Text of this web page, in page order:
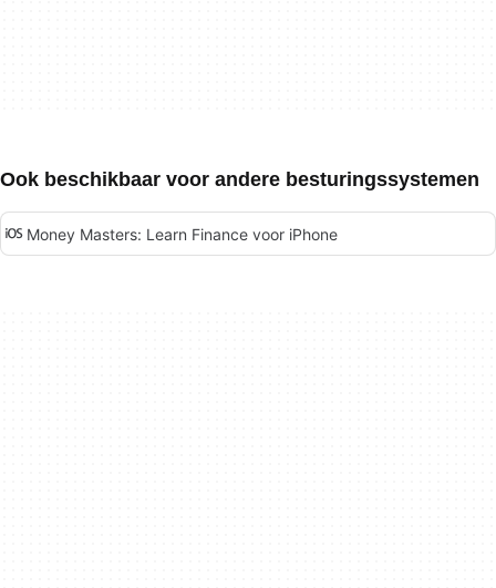
Ook beschikbaar voor andere besturingssystemen
Money Masters: Learn Finance voor iPhone